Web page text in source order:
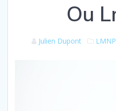
Ou
Julien Dupont LMNP